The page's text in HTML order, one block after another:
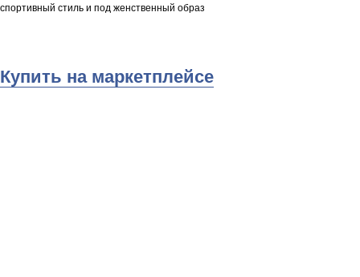
спортивный стиль и под женственный образ
Купить на маркетплейсе